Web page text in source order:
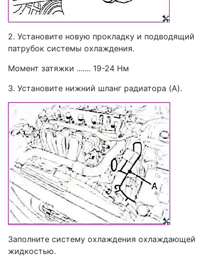
2. Установите новую прокладку и подводящий
патрубок системы охлаждения.
Момент затяжки ....... 19-24 Нм
3. Установите нижний шланг радиатора (A).
Заполните систему охлаждения охлаждающей
жидкостью.